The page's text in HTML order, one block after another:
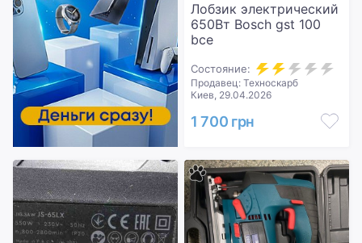
Лобзик электрический
650Вт Bosch gst 100
bce
Состояние:
Продавец: Техноскарб
Киев, 29.04.2026
1 700 грн